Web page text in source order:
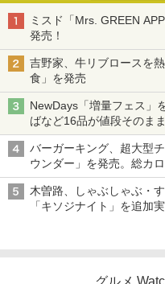
ミスド「Mrs. GREEN
発売！
吉野家、牛リブロースを
食」を発売
NewDays「増量フェス」
ばなど16品が値段そのま
バーガーキング、超大型
ウンダー」を発売。総カ
木曽路、しゃぶしゃぶ・
「キソジナイト」を追加
グルメ